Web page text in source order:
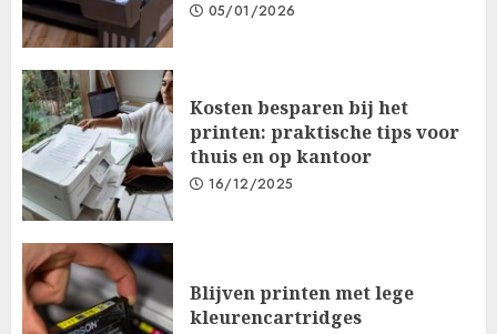
05/01/2026
Kosten besparen bij het
printen: praktische tips voor
thuis en op kantoor
16/12/2025
Blijven printen met lege
kleurencartridges